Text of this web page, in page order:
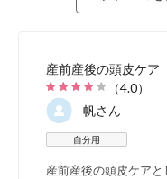
セット
産前産後の頭皮ケア
（4.0）
帆さん
自分用
産前産後の頭皮ケアと